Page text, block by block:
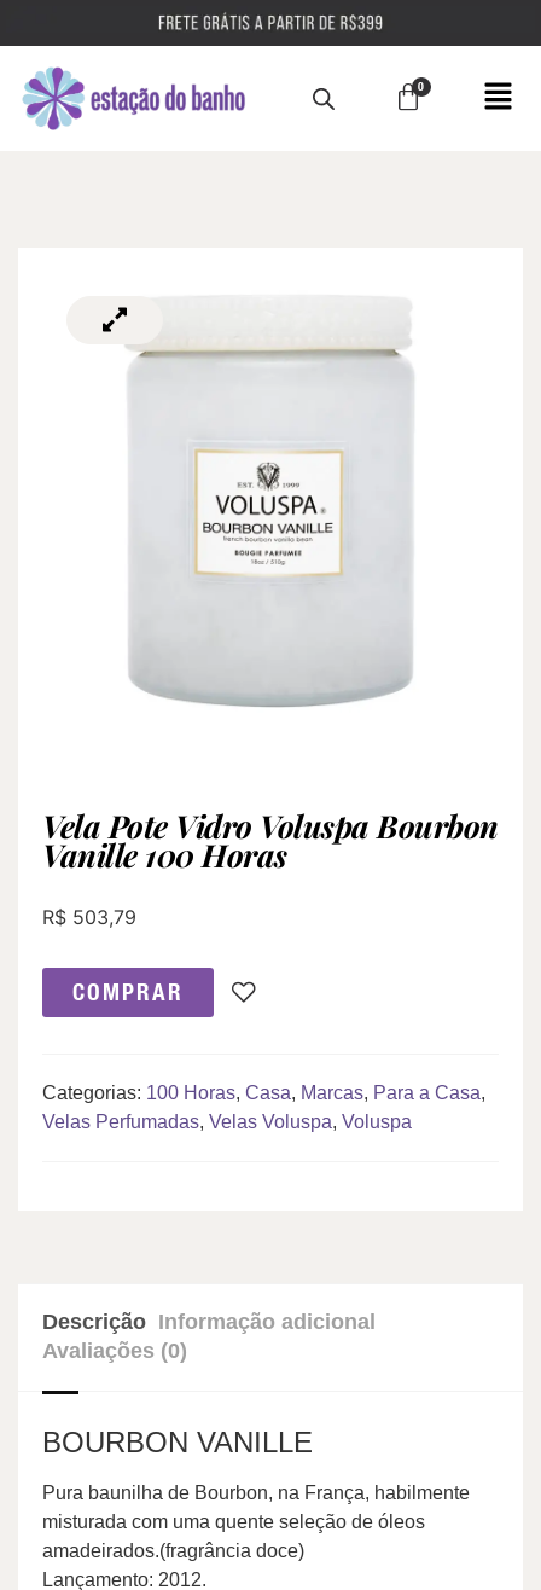
Vela Pote Vidro Voluspa Bourbon
Vanille 100 Horas
R$ 503,79
COMPRAR
Categorias: 100 Horas, Casa, Marcas, Para a Casa,
Velas Perfumadas, Velas Voluspa, Voluspa
Descrição Informação adicional
Avaliações (0)
BOURBON VANILLE
Pura baunilha de Bourbon, na França, habilmente
misturada com uma quente seleção de óleos
amadeirados.(fragrância doce)
Lançamento: 2012.